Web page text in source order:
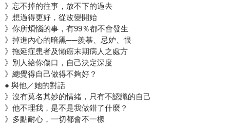
》忘不掉的往事，放不下的過去
》想過得更好，從改變開始
》你所煩惱的事，有99％都不會發生
》掉進內心的暗黑──羨慕、忌妒、恨
》拖延症患者及懶癌末期病人之處方
》別人給你傷口，自己決定深度
》總覺得自己做得不夠好？
● 與他／她的對話
》沒有莫名其妙的情緒，只有不認識的自己
》他不理我，是不是我做錯了什麼？
》多點耐心，一切都會不一樣